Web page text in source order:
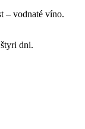
– vodnaté víno.
dni.